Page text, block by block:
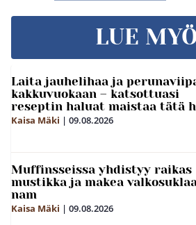
LUE
Laita jauhelihaa ja
kakkuvuokaan – katsottuasi
reseptin haluat maistaa tätä
Kaisa Mäki | 09.08.2026
Muffinsseissa yhdistyy raikas
mustikka ja makea
nam
Kaisa Mäki | 09.08.2026